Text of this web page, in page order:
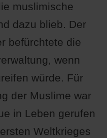
muslimische
dazu blieb. Der
befürchtete die
wenn
würde. Für
der Muslime war
in Leben gerufen
Weltkrieges